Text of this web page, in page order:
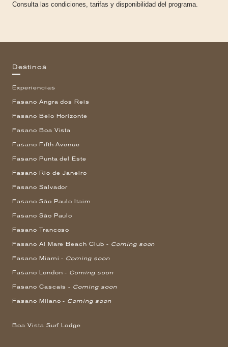
Consulta las condiciones, tarifas y disponibilidad del programa.
Destinos
Experiencias
Fasano Angra dos Reis
Fasano Belo Horizonte
Fasano Boa Vista
Fasano Fifth Avenue
Fasano Punta del Este
Fasano Rio de Janeiro
Fasano Salvador
Fasano São Paulo Itaim
Fasano São Paulo
Fasano Trancoso
Fasano Al Mare Beach Club - Coming soon
Fasano Miami - Coming soon
Fasano London - Coming soon
Fasano Cascais - Coming soon
Fasano Milano - Coming soon
Boa Vista Surf Lodge